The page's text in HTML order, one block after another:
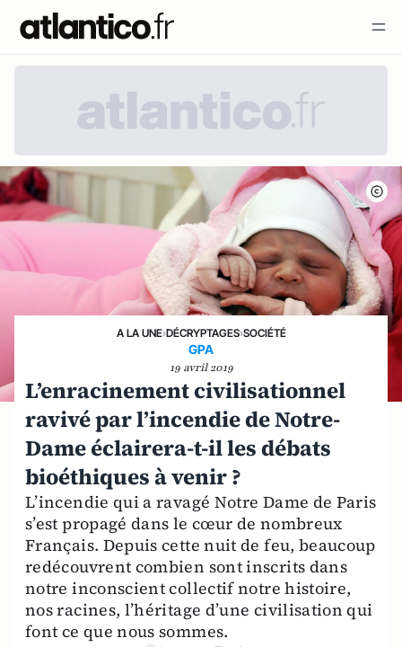
A LA UNE›DÉCRYPTAGES›SOCIÉTÉ
GPA
19 avril 2019
L’enracinement civilisationnel
ravivé par l’incendie de Notre-
Dame éclairera-t-il les débats
bioéthiques à venir ?
L’incendie qui a ravagé Notre Dame de Paris
s’est propagé dans le cœur de nombreux
Français. Depuis cette nuit de feu, beaucoup
redécouvrent combien sont inscrits dans
notre inconscient collectif notre histoire,
nos racines, l’héritage d’une civilisation qui
font ce que nous sommes.